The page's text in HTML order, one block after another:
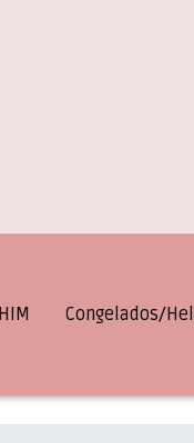
Congelados/